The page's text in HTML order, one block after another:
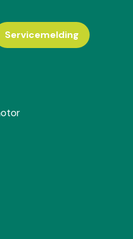
Servicemelding